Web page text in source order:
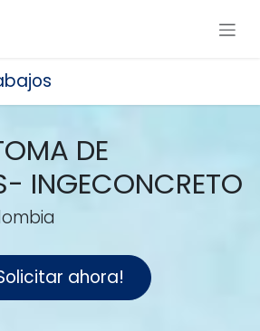
DE
INGECONCRETO
ahora!